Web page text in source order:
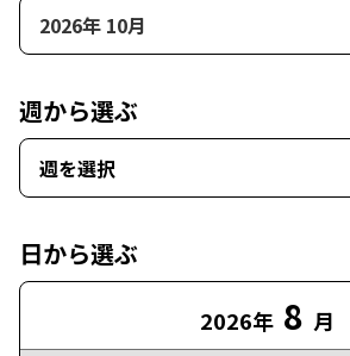
2026年 10月
週から選ぶ
週を選択
日から選ぶ
2026年 8 月